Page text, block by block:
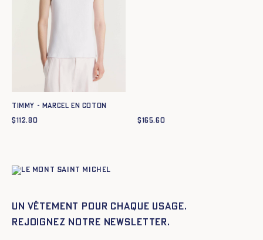
TIMMY - MARCEL EN COTON
$112.80 $165.60
Un vêtement pour chaque usage.
Rejoignez notre newsletter.